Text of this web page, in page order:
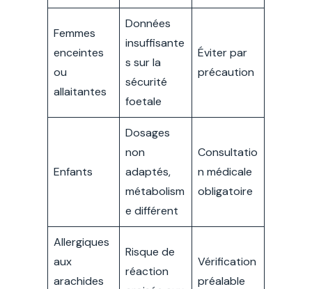
Femmes
enceintes
ou
allaitantes
Données
insuffisante
s sur la
sécurité
foetale
Éviter par
précaution
Enfants
Dosages
non
adaptés,
métabolism
e différent
Consultatio
n médicale
obligatoire
Allergiques
aux
arachides
Risque de
réaction
Vérification
préalable